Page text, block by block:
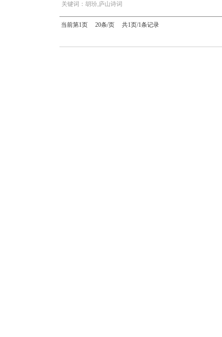
关键词：胡玢,庐山诗词
当前第1页 20条/页 共1页/1条记录